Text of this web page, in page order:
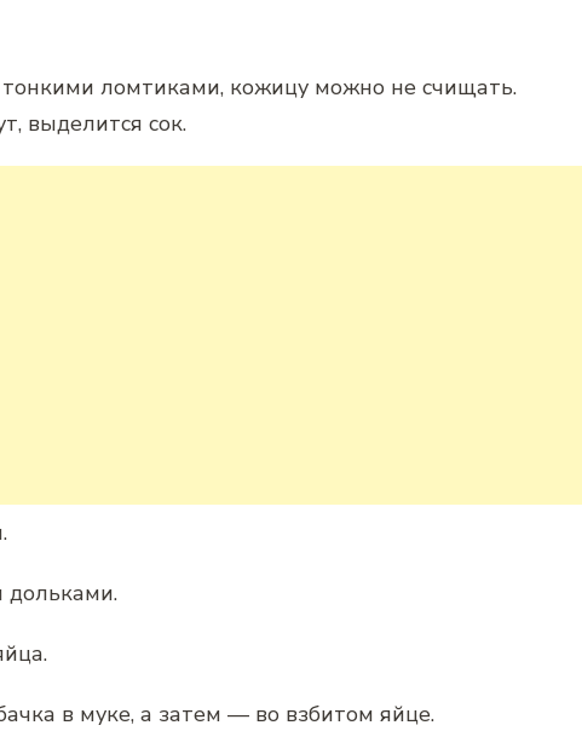
ломтиками, кожицу можно не счищать.
выделится сок.
в муке, а затем — во взбитом яйце.